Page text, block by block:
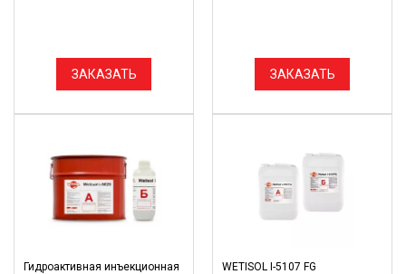
ЗАКАЗАТЬ ЗАКАЗАТЬ
Гидроактивная инъекционная
WETISOL I-5107 FG